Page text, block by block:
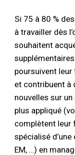
Si 75 à 80 %
à travailler dès
souhaitent
poursuivent
et contribuent à
nouvelles sur
plus appliqué
complètent leur
spécialisé d’une
EM, …) en